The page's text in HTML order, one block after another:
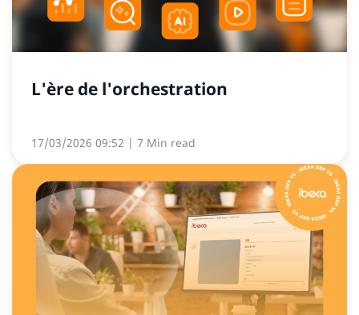
L'ère de l'orchestration
17/03/2026 09:52 | 7 Min read